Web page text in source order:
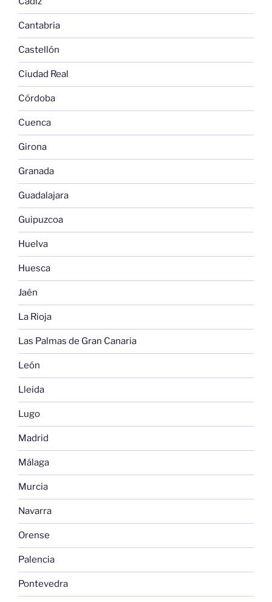
Cantabria
Castellón
Ciudad Real
Córdoba
Cuenca
Girona
Granada
Guadalajara
Guipuzcoa
Huelva
Huesca
Jaén
La Rioja
Las Palmas de Gran Canaria
León
Lleida
Lugo
Madrid
Málaga
Murcia
Navarra
Orense
Palencia
Pontevedra